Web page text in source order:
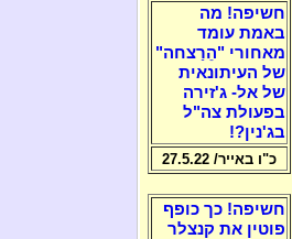
חשיפה! מה
באמת עומד
מאחורי "הֵרַצחה"
של העיתונאית
של אל- ג'זירה
בפעולת צה"ל
בג'נין?!
כ"ו באייר/ 27.5.22
חשיפה! כך כופף
פוטין את קנצלר